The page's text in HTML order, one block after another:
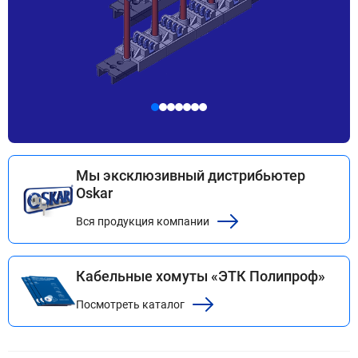
Мы эксклюзивный дистрибьютер
Oskar
Вся продукция компании
Кабельные хомуты «ЭТК Полипроф»
Посмотреть каталог